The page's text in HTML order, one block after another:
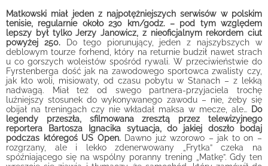
Matkowski miał jeden z najpotężniejszych serwisów w polskim
tenisie, regularnie około 230 km/godz. – pod tym względem
lepszy był tylko Jerzy Janowicz, z nieoficjalnym rekordem ciut
powyżej 250.
Do tego piorunujący, jeden z najszybszych w
deblowym tourze forhend, który na returnie budził nawet strach
u co gorszych woleistów spośród rywali. W przeciwieństwie do
Fyrstenberga dość jak na zawodowego sportowca zwalisty czy,
jak kto woli, misiowaty, od czasu pobytu w Stanach – z lekką
nadwagą. Miał też od swego partnera-przyjaciela trochę
luźniejszy stosunek do wykonywanego zawodu – nie, żeby się
obijał na treningach czy nie wkładał maksa w mecze, ale… Do
legendy przeszła, sfilmowana zresztą przez telewizyjnego
reportera Bartosza Ignacika sytuacja, do jakiej doszło bodaj
podczas któregoś US Open.Dawno już wzorowo – jak to on –
rozgrzany, ale i lekko zdenerwowany „Frytka” czeka na
spóźniającego się na wspólny poranny trening „Matkę”. Gdy ten